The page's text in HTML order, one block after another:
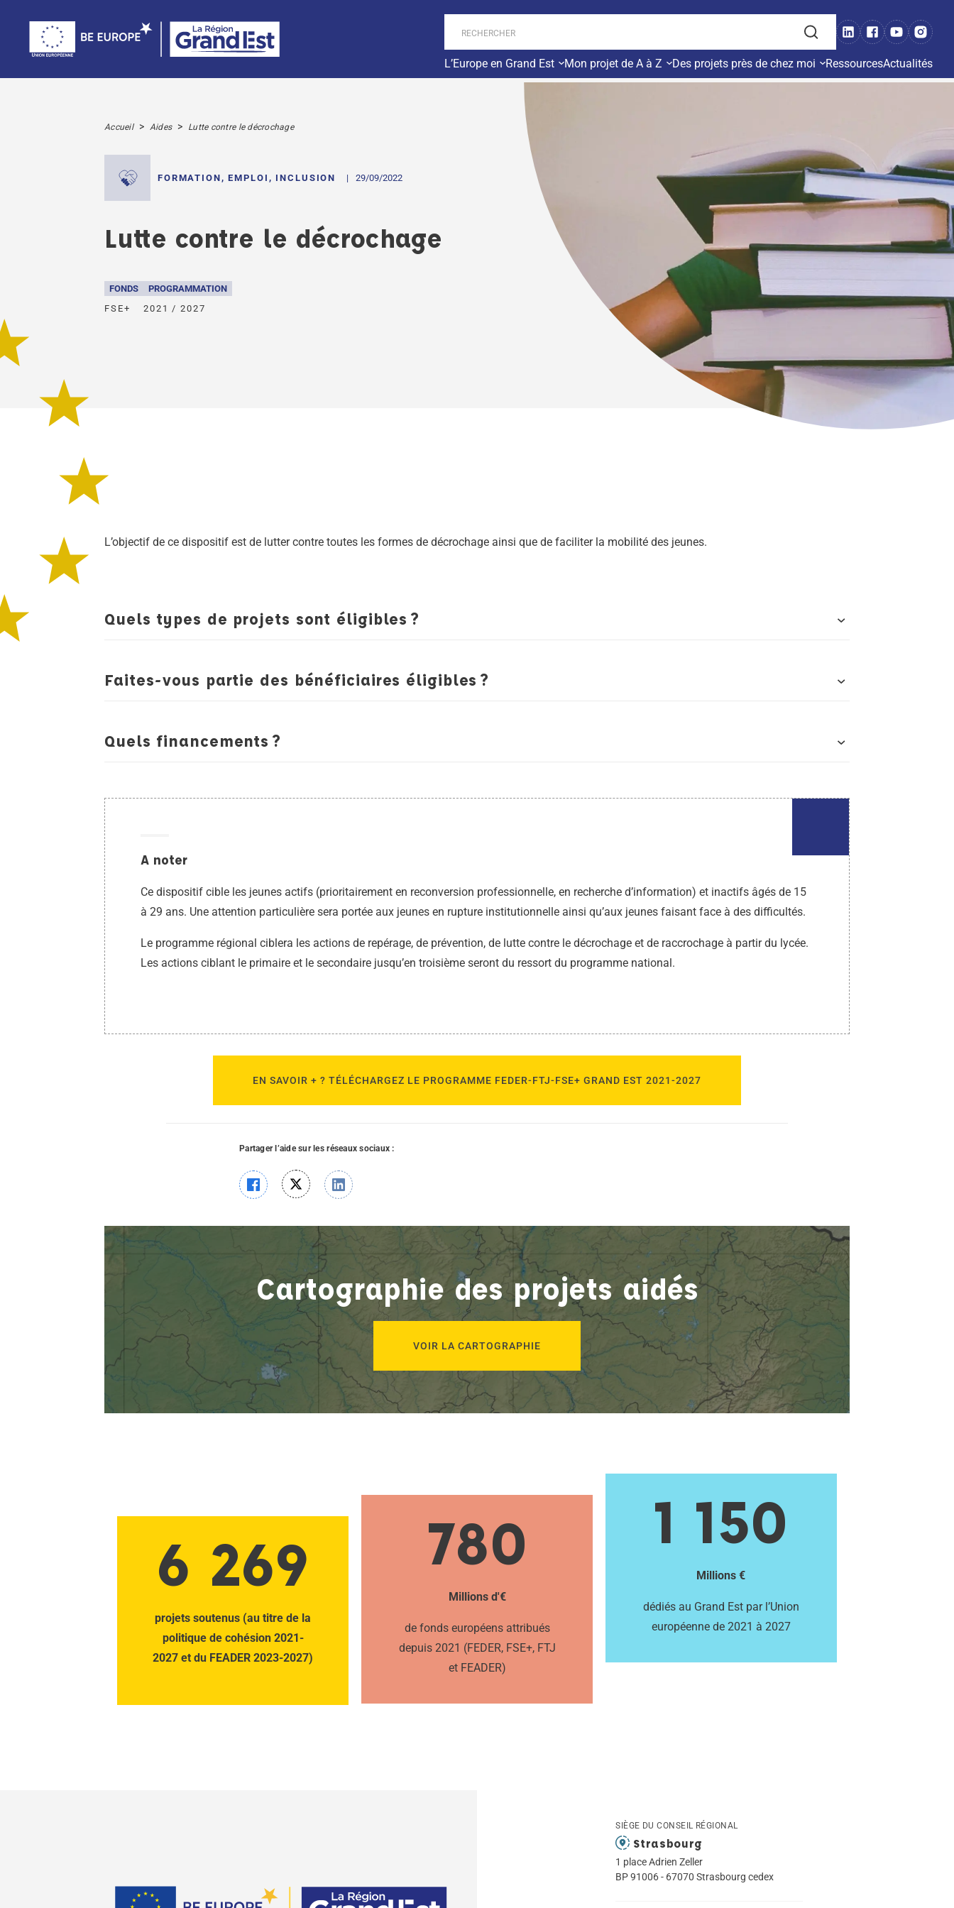
L’Europe en Grand Est Mon projet de A à Z Des projets près de chez moi RessourcesActualités
Accueil > Aides > Lutte contre le décrochage
FORMATION, EMPLOI, INCLUSION 29/09/2022
Lutte contre le décrochage
FONDS
FSE+
PROGRAMMATION
2021 / 2027
L’objectif de ce dispositif est de lutter contre toutes les formes de décrochage ainsi que de faciliter la mobilité des jeunes.
Quels types de projets sont éligibles ?
Faites-vous partie des bénéficiaires éligibles ?
Quels financements ?
A noter
Ce dispositif cible les jeunes actifs (prioritairement en reconversion professionnelle, en recherche d’information) et inactifs âgés de 15
à 29 ans. Une attention particulière sera portée aux jeunes en rupture institutionnelle ainsi qu’aux jeunes faisant face à des difficultés.
Le programme régional ciblera les actions de repérage, de prévention, de lutte contre le décrochage et de raccrochage à partir du lycée.
Les actions ciblant le primaire et le secondaire jusqu’en troisième seront du ressort du programme national.
EN SAVOIR + ? TÉLÉCHARGEZ LE PROGRAMME FEDER-FTJ-FSE+ GRAND EST 2021-2027
Partager l’aide sur les réseaux sociaux :
Cartographie des projets aidés
VOIR LA CARTOGRAPHIE
6 269
projets soutenus (au titre de la
politique de cohésion 2021-
2027 et du FEADER 2023-2027)
780
Millions d'€
de fonds européens attribués
depuis 2021 (FEDER, FSE+, FTJ
et FEADER)
1 150
Millions €
dédiés au Grand Est par l’Union
européenne de 2021 à 2027
SIÈGE DU CONSEIL RÉGIONAL
Strasbourg
1 place Adrien Zeller
BP 91006 - 67070 Strasbourg cedex